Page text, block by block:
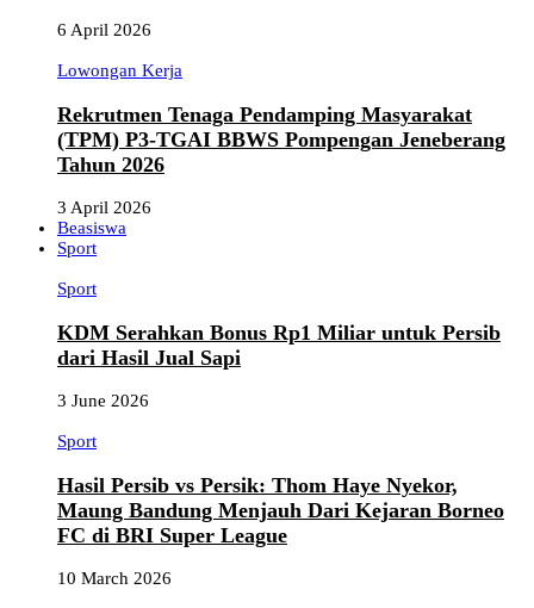
6 April 2026
Lowongan Kerja
Rekrutmen Tenaga Pendamping Masyarakat
(TPM) P3-TGAI BBWS Pompengan Jeneberang
Tahun 2026
3 April 2026
Beasiswa
Sport
Sport
KDM Serahkan Bonus Rp1 Miliar untuk Persib
dari Hasil Jual Sapi
3 June 2026
Sport
Hasil Persib vs Persik: Thom Haye Nyekor,
Maung Bandung Menjauh Dari Kejaran Borneo
FC di BRI Super League
10 March 2026